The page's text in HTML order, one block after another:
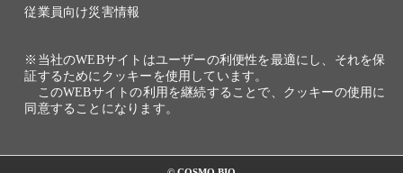
従業員向け災害情報
※当社のWEBサイトはユーザーの利便性を最適にし、それを保
証するためにクッキーを使用しています。
このWEBサイトの利用を継続することで、クッキーの使用に
同意することになります。